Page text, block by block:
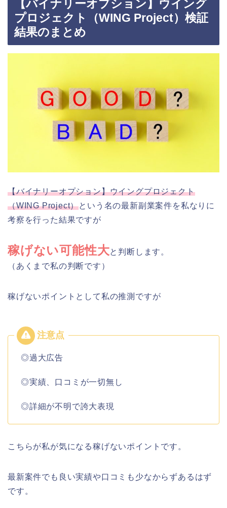
【バイナリーオプション】ウイング
プロジェクト（WING Project）検証
結果のまとめ
【バイナリーオプション】ウイングプロジェクト
（WING Project）という名の最新副業案件を私なりに
考察を行った結果ですが
稼げない可能性大と判断します。
（あくまで私の判断です）
稼げないポイントとして私の推測ですが
◎過大広告
◎実績、口コミが一切無し
◎詳細が不明で誇大表現
こちらが私が気になる稼げないポイントです。
最新案件でも良い実績や口コミも少なからずあるはず
です。